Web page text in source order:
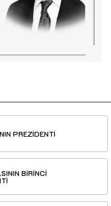
PREZİDENTİ
BİRİNCİ